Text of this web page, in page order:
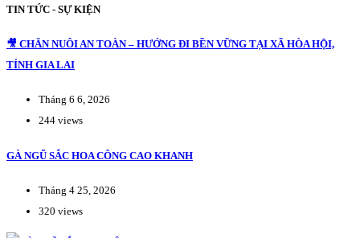
TIN TỨC - SỰ KIỆN
🎥 CHĂN NUÔI AN TOÀN – HƯỚNG ĐI BỀN VỮNG TẠI XÃ HÒA HỘI,
TỈNH GIA LAI
Tháng 6 6, 2026
244 views
GÀ NGŨ SẮC HOA CÔNG CAO KHANH
Tháng 4 25, 2026
320 views